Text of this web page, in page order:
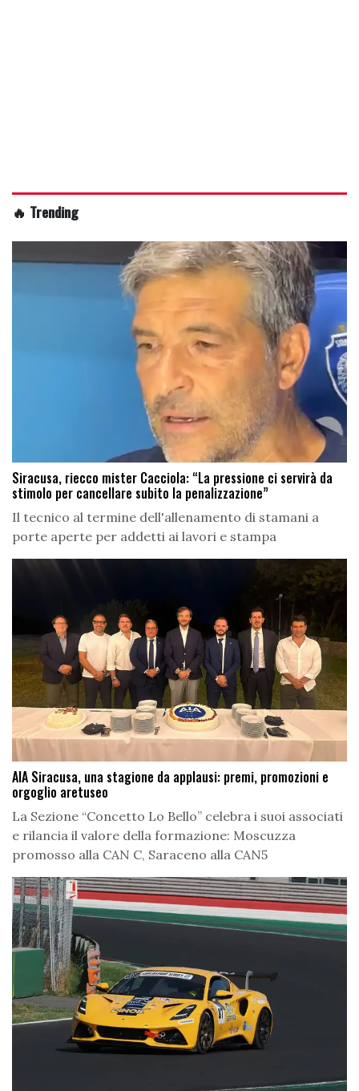
🔥 Trending
Siracusa, riecco mister Cacciola: “La pressione ci servirà da
stimolo per cancellare subito la penalizzazione”
Il tecnico al termine dell'allenamento di stamani a
porte aperte per addetti ai lavori e stampa
AIA Siracusa, una stagione da applausi: premi, promozioni e
orgoglio aretuseo
La Sezione “Concetto Lo Bello” celebra i suoi associati
e rilancia il valore della formazione: Moscuzza
promosso alla CAN C, Saraceno alla CAN5